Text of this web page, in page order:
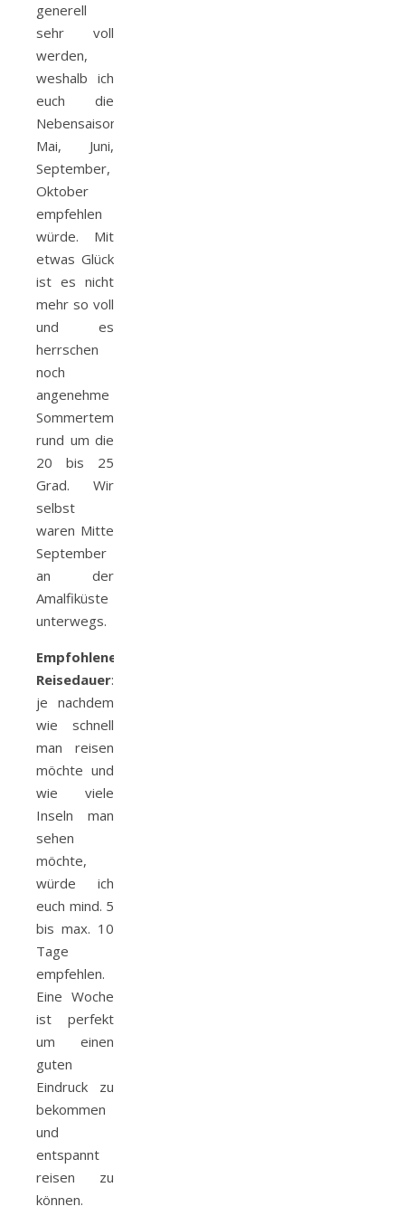
generell
sehr voll
werden,
weshalb ich
euch die
Nebensaison
Mai, Juni,
September,
Oktober
empfehlen
würde. Mit
etwas Glück
ist es nicht
mehr so voll
und es
herrschen
noch
angenehme
Sommertemperaturen
rund um die
20 bis 25
Grad. Wir
selbst
waren Mitte
September
an der
Amalfiküste
unterwegs.
Empfohlene
Reisedauer:
je nachdem
wie schnell
man reisen
möchte und
wie viele
Inseln man
sehen
möchte,
würde ich
euch mind. 5
bis max. 10
Tage
empfehlen.
Eine Woche
ist perfekt
um einen
guten
Eindruck zu
bekommen
und
entspannt
reisen zu
können.